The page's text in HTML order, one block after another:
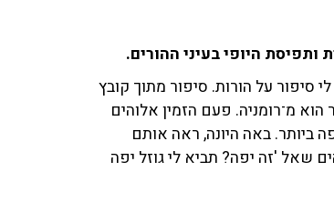
סיפור על הורות. סיפור מתוך קובץ
הוא מ־רומניה. פעם הזמין אלוהים
ביותר. באה היונה, ראה אותם
שאל 'זה יפה? תביא לי גוזל יפה